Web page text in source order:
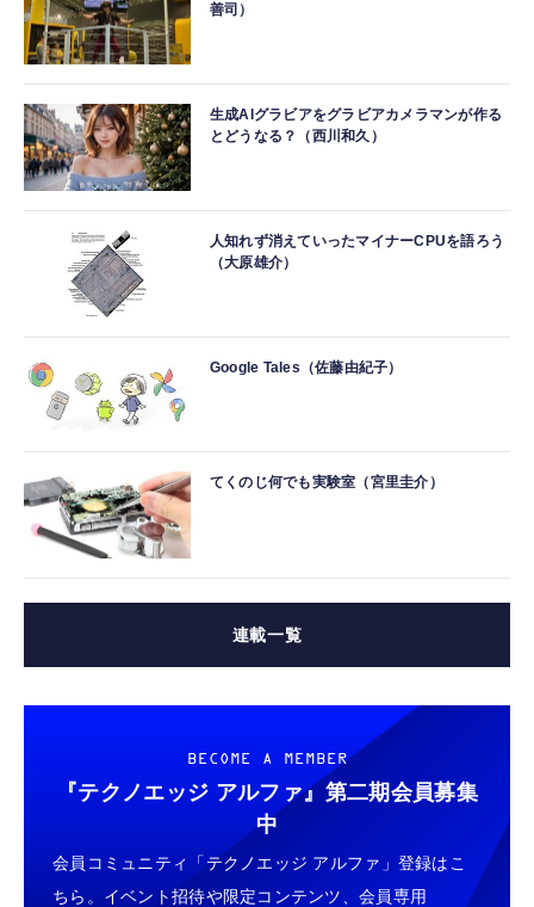
善司）
生成AIグラビアをグラビアカメラマンが作る
とどうなる？（西川和久）
人知れず消えていったマイナーCPUを語ろう
（大原雄介）
Google Tales（佐藤由紀子）
てくのじ何でも実験室（宮里圭介）
連載一覧
BECOME A MEMBER
『テクノエッジ アルファ』 第二期会員募集
中
会員コミュニティ「テクノエッジ アルファ」登録はこ
ちら。イベント招待や限定コンテンツ、会員専用